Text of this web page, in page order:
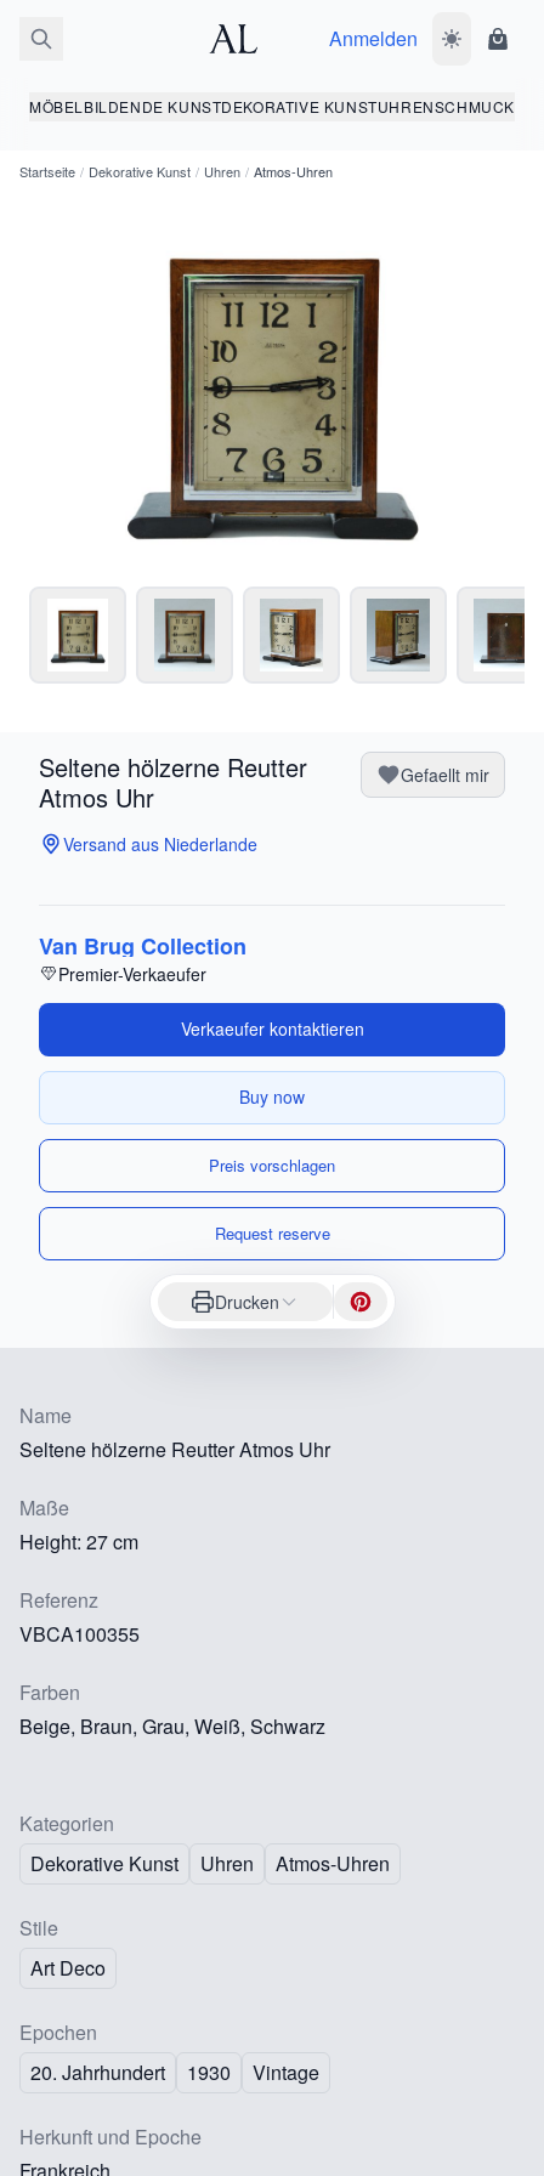
Anmelden
MÖBEL BILDENDE KUNSTDEKORATIVE KUNSTUHRENSCHMUCK
Startseite / Dekorative Kunst / Uhren / Atmos-Uhren
Seltene hölzerne Reutter
Atmos Uhr
Gefaellt mir
Versand aus Niederlande
Van Brug Collection
Premier-Verkaeufer
Verkaeufer kontaktieren
Buy now
Preis vorschlagen
Request reserve
Drucken
Name
Seltene hölzerne Reutter Atmos Uhr
Maße
Height: 27 cm
Referenz
VBCA100355
Farben
Beige, Braun, Grau, Weiß, Schwarz
Kategorien
Dekorative Kunst
Uhren Atmos-Uhren
Stile
Art Deco
Epochen
20. Jahrhundert
1930 Vintage
Herkunft und Epoche
Frankreich